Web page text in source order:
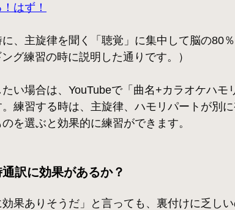
はず！
、主旋律を聞く「聴覚」に集中して脳の80％
グ練習の時に説明した通りです。）
い場合は、YouTubeで「曲名+カラオケハモ
練習する時は、主旋律、ハモリパートが別
を選ぶと効果的に練習ができます。
訳に効果があるか？
効果ありそうだ」と言っても、裏付けに乏し